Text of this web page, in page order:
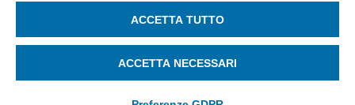
La riproduzione, anche parziale, di qualsiasi informazione o
SEGUICI SU:
ACCETTA TUTTO
ACCETTA NECESSARI